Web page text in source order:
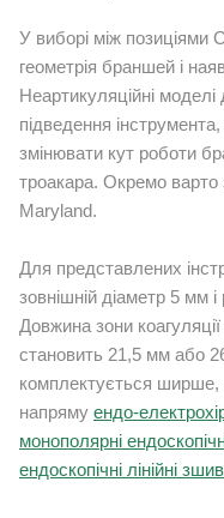
У виборі між позиціями
геометрія браншей і
Неартикуляційні моделі
підведення
змінювати кут роботи
троакара. Окремо варто
Maryland.
Для представлених
зовнішній діаметр 5 мм
Довжина зони
становить 21,5 мм або
комплектується ширше,
напряму ендо-
монополярні
ендоскопічні лінійні